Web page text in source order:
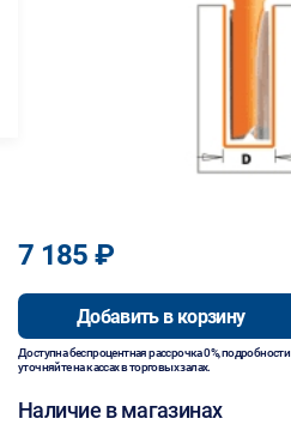
7 185 ₽
Добавить в корзину
Доступна беспроцентная рассрочка 0%, подробности
уточняйте на кассах в торговых залах.
Наличие в магазинах